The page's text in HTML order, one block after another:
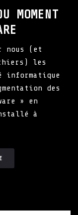
MOMENT
nous (et
les
informatique
des
» en
à